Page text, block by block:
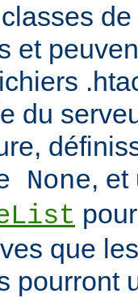
et
du
None, et
que
pourront